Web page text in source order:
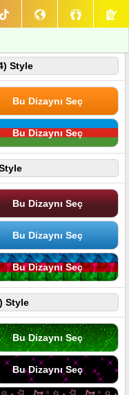
Style
Bu Dizaynı Seç
Bu Dizaynı Seç
Bu Dizaynı Seç
Bu Dizaynı Seç
Bu Dizaynı Seç
Style
Bu Dizaynı Seç
Bu Dizaynı Seç